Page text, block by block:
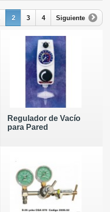
2 3 4 Siguiente
Regulador de Vacío
para Pared